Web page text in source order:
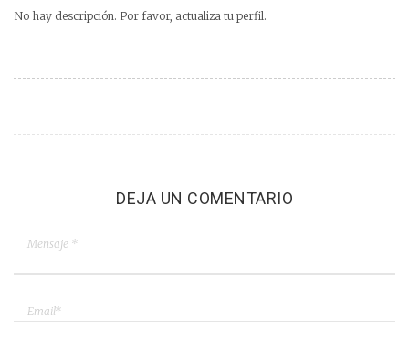
No hay descripción. Por favor, actualiza tu perfil.
DEJA UN COMENTARIO